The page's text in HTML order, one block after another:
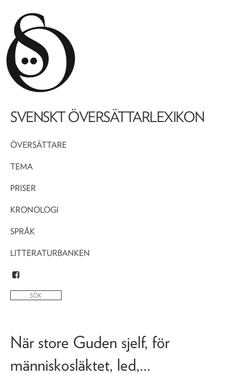
SVENSKT ÖVERSÄTTARLEXIKON
ÖVERSÄTTARE
TEMA
PRISER
KRONOLOGI
SPRÅK
LITTERATURBANKEN
När store Guden sjelf, för
människosläktet, led,...